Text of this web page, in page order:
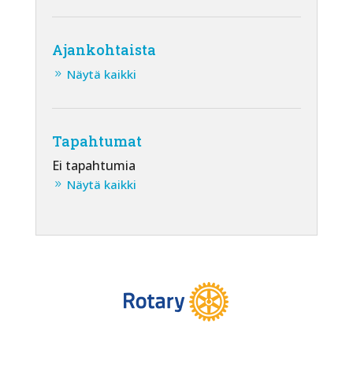
Ajankohtaista
Näytä kaikki
Tapahtumat
Ei tapahtumia
Näytä kaikki